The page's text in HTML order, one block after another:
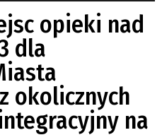
opieki nad
dla
okolicznych
na